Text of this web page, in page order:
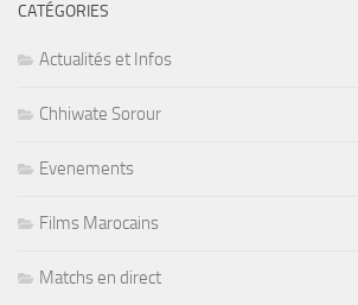
CATÉGORIES
Actualités et Infos
Chhiwate Sorour
Evenements
Films Marocains
Matchs en direct